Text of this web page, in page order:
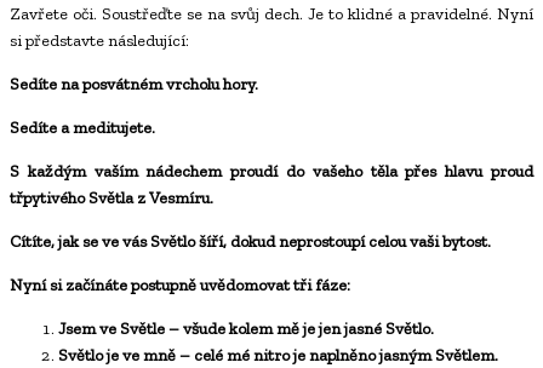
Zavřete oči. Soustřeďte se na svůj dech. Je to klidné a pravidelné. Nyní
si představte následující:
Sedíte na posvátném vrcholu hory.
Sedíte a meditujete.
S každým vaším nádechem proudí do vašeho těla přes hlavu proud
třpytivého Světla z Vesmíru.
Cítíte, jak se ve vás Světlo šíří, dokud neprostoupí celou vaši bytost.
Nyní si začínáte postupně uvědomovat tři fáze:
Jsem ve Světle – všude kolem mě je jen jasné Světlo.
Světlo je ve mně – celé mé nitro je naplněno jasným Světlem.